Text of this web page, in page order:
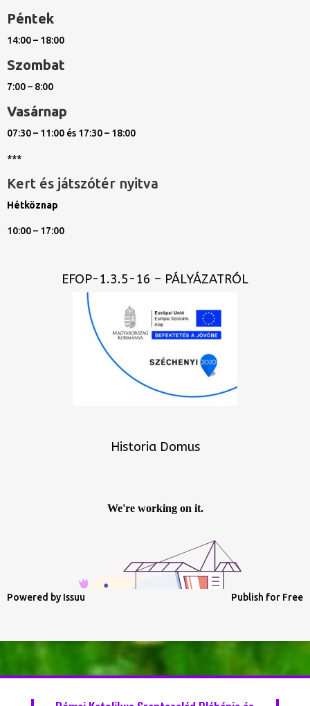
Péntek
14:00 – 18:00
Szombat
7:00 – 8:00
Vasárnap
07:30 – 11:00 és 17:30 – 18:00
***
Kert és játszótér nyitva
Hétköznap
10:00 – 17:00
EFOP-1.3.5-16 – PÁLYÁZATRÓL
Historia Domus
Powered by Issuu Publish for Free